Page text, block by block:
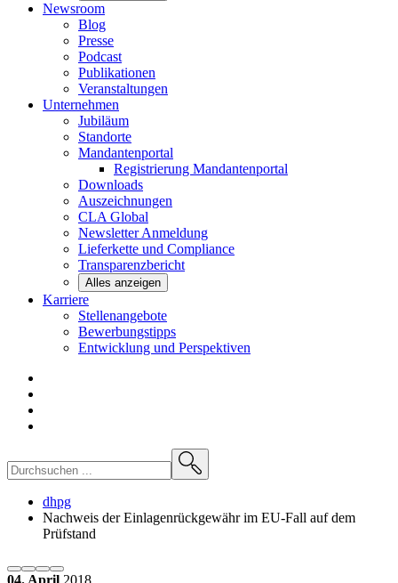
Newsroom
Blog
Presse
Podcast
Publikationen
Veranstaltungen
Unternehmen
Jubiläum
Standorte
Mandantenportal
Registrierung Mandantenportal
Downloads
Auszeichnungen
CLA Global
NewsletterAnmeldung
Lieferkette und Compliance
Transparenzbericht
Alles anzeigen
Karriere
Stellenangebote
Bewerbungstipps
Entwicklung und Perspektiven
dhpg
Nachweis der Einlagenrückgewähr im EU-Fall auf dem
Prüfstand
04. April 2018